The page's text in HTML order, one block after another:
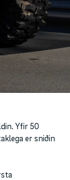
Yfir 50
er sniðin